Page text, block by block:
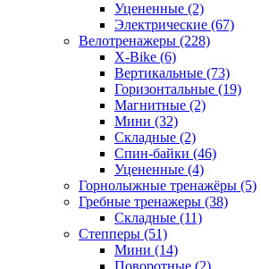
Уцененные (2)
Электрические (67)
Велотренажеры (228)
X-Bike (6)
Вертикальные (73)
Горизонтальные (19)
Магнитные (2)
Мини (32)
Складные (2)
Спин-байки (46)
Уцененные (4)
Горнолыжные тренажёры (5)
Гребные тренажеры (38)
Складные (11)
Степперы (51)
Мини (14)
Поворотные (2)